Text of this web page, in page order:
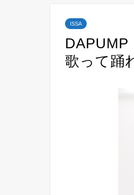
ISSA
DAPUMP
歌って踊